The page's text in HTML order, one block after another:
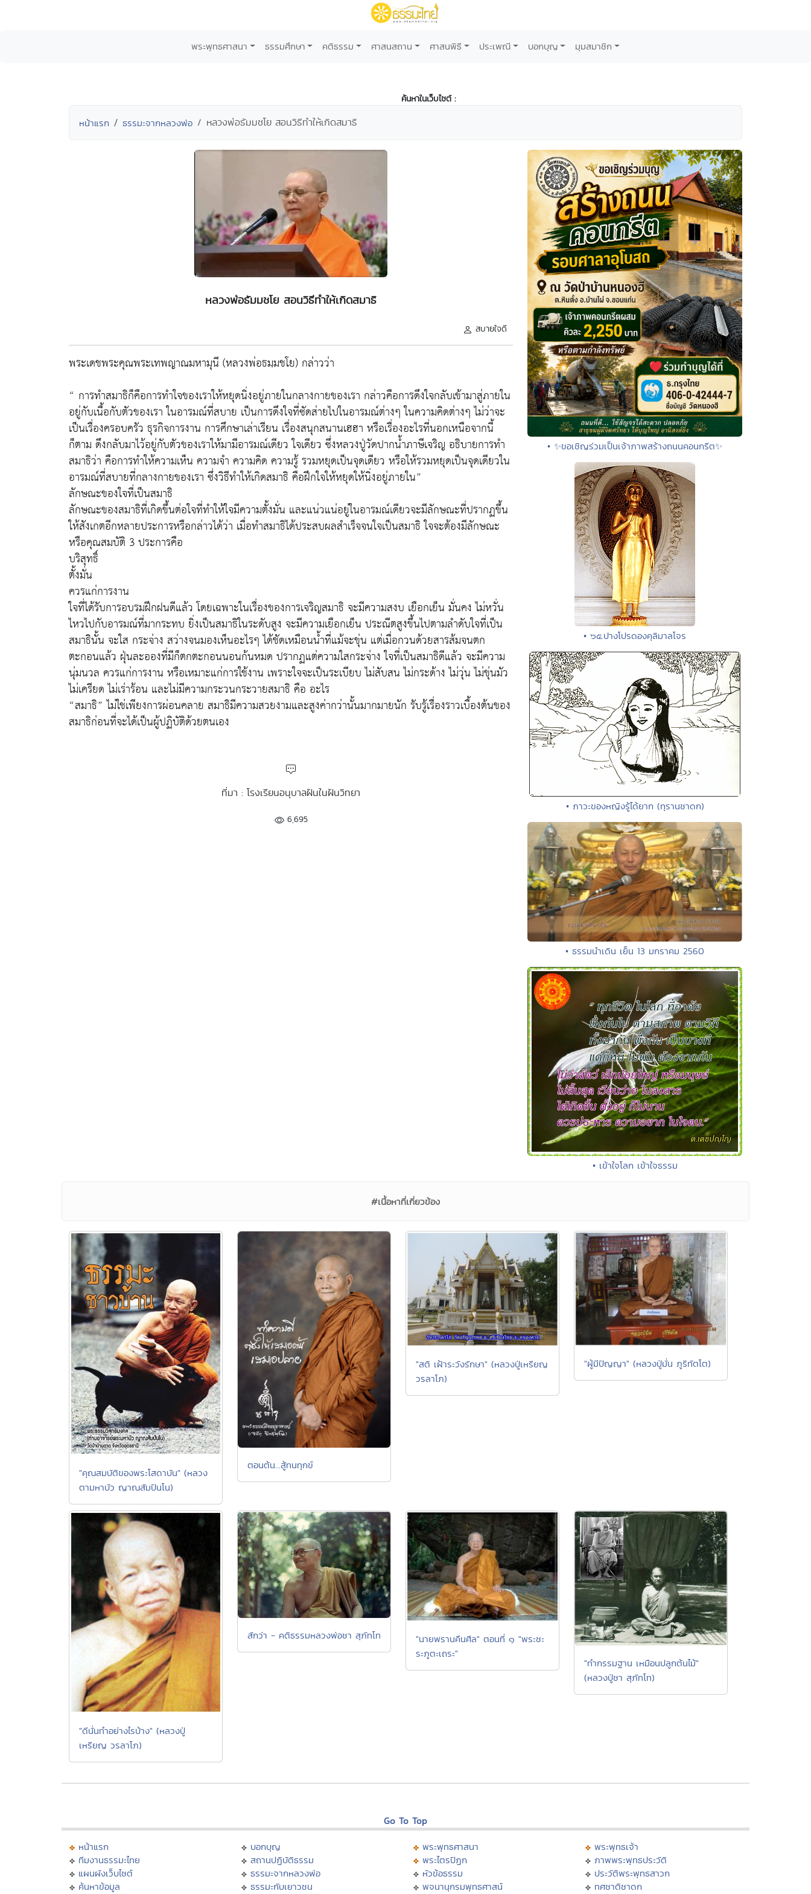
พระพุทธศาสนา ธรรมศึกษา คติธรรม ศาสนสถาน ศาสนพิธี ประเพณี บอกบุญ มุมสมาชิก
ค้นหาในเว็บไซต์ :
หน้าแรก ธรรมะจากหลวงพ่อ หลวงพ่อธัมมชโย สอนวิธีทำให้เกิดสมาธิ
หลวงพ่อธัมมชโย สอนวิธีทำให้เกิดสมาธิ
สบายใจดี
พระเดชพระคุณพระเทพญาณมหามุนี (หลวงพ่อธมฺมชโย) กล่าวว่า
“ การทำสมาธิก็คือการทำใจของเราให้หยุดนิ่งอยู่ภายในกลางกายของเรา กล่าวคือการดึงใจกลับเข้ามาสู่ภายใน
อยู่กับเนื้อกับตัวของเรา ในอารมณ์ที่สบาย เป็นการดึงใจที่ซัดส่ายไปในอารมณ์ต่างๆ ในความคิดต่างๆ ไม่ว่าจะ
เป็นเรื่องครอบครัว ธุรกิจการงาน การศึกษาเล่าเรียน เรื่องสนุกสนานเฮฮา หรือเรื่องอะไรที่นอกเหนือจากนี้
ก็ตาม ดึงกลับมาไว้อยู่กับตัวของเราให้มามีอารมณ์เดียว ใจเดียว ซึ่งหลวงปู่วัดปากน้ำภาษีเจริญ อธิบายการทำ
สมาธิว่า คือการทำให้ความเห็น ความจำ ความคิด ความรู้ รวมหยุดเป็นจุดเดียว หรือให้รวมหยุดเป็นจุดเดียวใน
อารมณ์ที่สบายที่กลางกายของเรา ซึ่งวิธีทำให้เกิดสมาธิ คือฝึกใจให้หยุดให้นิ่งอยู่ภายใน”
ลักษณะของใจที่เป็นสมาธิ
ลักษณะของสมาธิที่เกิดขึ้นต่อใจที่ทำให้ใจมีความตั้งมั่น และแน่วแน่อยู่ในอารมณ์เดียวจะมีลักษณะที่ปรากฏขึ้น
ให้สังเกตอีกหลายประการหรือกล่าวได้ว่า เมื่อทำสมาธิได้ประสบผลสำเร็จจนใจเป็นสมาธิ ใจจะต้องมีลักษณะ
หรือคุณสมบัติ 3 ประการคือ
บริสุทธิ์
ตั้งมั่น
ควรแก่การงาน
ใจที่ได้รับการอบรมฝึกฝนดีแล้ว โดยเฉพาะในเรื่องของการเจริญสมาธิ จะมีความสงบ เยือกเย็น มั่นคง ไม่หวั่น
ไหวไปกับอารมณ์ที่มากระทบ ยิ่งเป็นสมาธิในระดับสูง จะมีความเยือกเย็น ประณีตสูงขึ้นไปตามลำดับใจที่เป็น
สมาธินั้น จะใส กระจ่าง สว่างจนมองเห็นอะไรๆ ได้ชัดเหมือนน้ำที่แม้จะขุ่น แต่เมื่อกวนด้วยสารส้มจนตก
ตะกอนแล้ว ฝุ่นละอองที่มีก็ตกตะกอนนอนก้นหมด ปรากฏแต่ความใสกระจ่าง ใจที่เป็นสมาธิดีแล้ว จะมีความ
นุ่มนวล ควรแก่การงาน หรือเหมาะแก่การใช้งาน เพราะใจจะเป็นระเบียบ ไม่สับสน ไม่กระด้าง ไม่วุ่น ไม่ขุ่นมัว
ไม่เครียด ไม่เร่าร้อน และไม่มีความกระวนกระวายสมาธิ คือ อะไร
“สมาธิ” ไม่ใช่เพียงการผ่อนคลาย สมาธิมีความสวยงามและสูงค่ากว่านั้นมากมายนัก รับรู้เรื่องราวเบื้องต้นของ
สมาธิก่อนที่จะได้เป็นผู้ปฏิบัติด้วยตนเอง
ที่มา : โรงเรียนอนุบาลฝันในฝันวิทยา
6,695
• ✨ขอเชิญร่วมเป็นเจ้าภาพสร้างถนนคอนกรีต✨
• ๖๕.ปางโปรดองคุลิมาลโจร
• ภาวะของหญิงรู้ได้ยาก (ทุรานชาดก)
• ธรรมนำเดิน เย็น 13 มกราคม 2560
• เข้าใจโลก เข้าใจธรรม
#เนื้อหาที่เกี่ยวข้อง
"คุณสมบัติของพระโสดาบัน" (หลวง
ตามหาบัว ญาณสัมปันโน)
ตอนต้น...สู้ทนทุกข์
"สติ เฝ้าระวังรักษา" (หลวงปู่เหรียญ
วรลาโภ)
"ผู้มีปัญญา" (หลวงปู่มั่น ภูริทัตโต)
"ดีนั่นทำอย่างไรบ้าง" (หลวงปู่
เหรียญ วรลาโภ)
สักว่า - คติธรรมหลวงพ่อชา สุภัทโท
"นายพรานคืนศีล" ตอนที่ ๑ "พระชะ
ระภูตะเถระ"
"ทำกรรมฐาน เหมือนปลูกต้นไม้"
(หลวงปู่ชา สุภัทโท)
Go To Top
หน้าแรก
ทีมงานธรรมะไทย
แผนผังเว็บไซต์
ค้นหาข้อมูล
บอกบุญ
สถานปฏิบัติธรรม
ธรรมะจากหลวงพ่อ
ธรรมะกับเยาวชน
พระพุทธศาสนา
พระไตรปิฏก
หัวข้อธรรม
พจนานุกรมพุทธศาสน์
พระพุทธเจ้า
ภาพพระพุทธประวัติ
ประวัติพระพุทธสาวก
ทศชาติชาดก